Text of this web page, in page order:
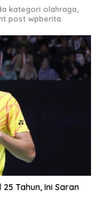
kategori olahraga,
post wpberita.
Tahun, Ini Saran